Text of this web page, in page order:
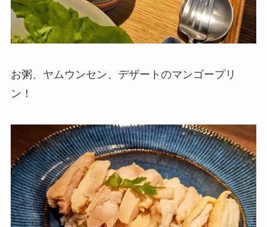
お粥、ヤムウンセン、デザートのマンゴープリ
ン！